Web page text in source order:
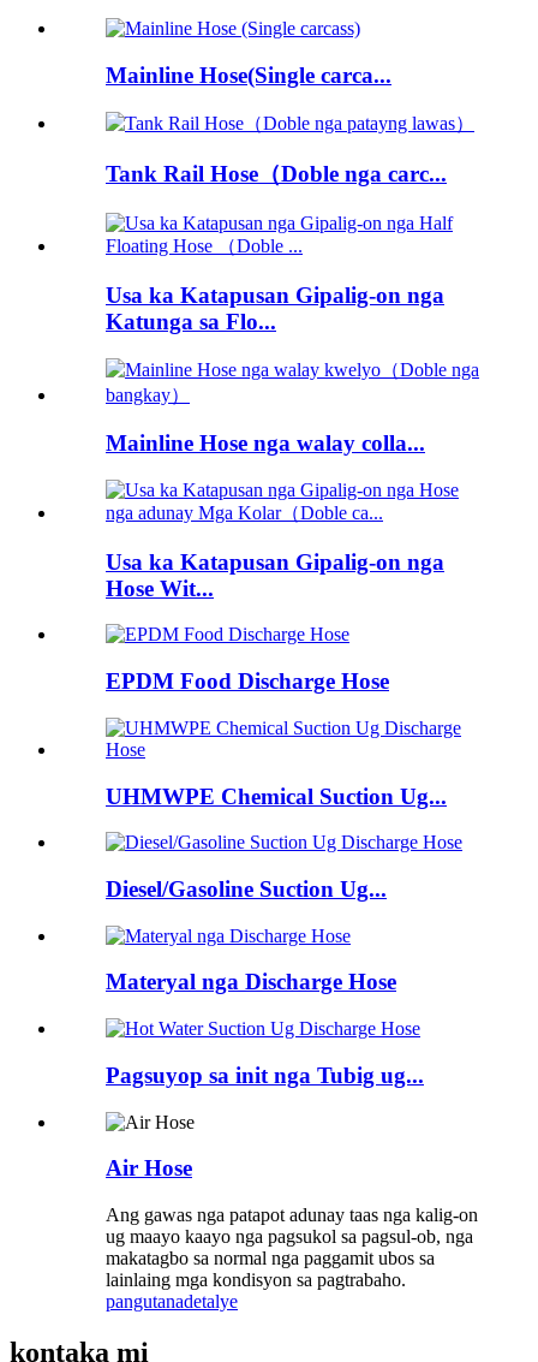
Mainline Hose(Single carca...
Tank Rail Hose（Doble nga carc...
Usa ka Katapusan Gipalig-on nga
Katunga sa Flo...
Mainline Hose nga walay colla...
Usa ka Katapusan Gipalig-on nga
Hose Wit...
EPDM Food Discharge Hose
UHMWPE Chemical Suction Ug...
Diesel/Gasoline Suction Ug...
Materyal nga Discharge Hose
Pagsuyop sa init nga Tubig ug...
Air Hose
Ang gawas nga patapot adunay taas nga kalig-on
ug maayo kaayo nga pagsukol sa pagsul-ob, nga
makatagbo sa normal nga paggamit ubos sa
lainlaing mga kondisyon sa pagtrabaho.
pangutanadetalye
kontaka mi